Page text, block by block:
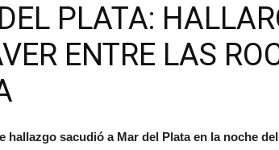
PLATA:
ENTRE LAS
hallazgo sacudió a Mar del Plata en la noche